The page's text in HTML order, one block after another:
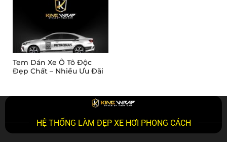
Tem Dán Xe Ô Tô Độc
Đẹp Chất – Nhiều Ưu Đãi
HỆ THỐNG LÀM ĐẸP XE HƠI PHONG CÁCH